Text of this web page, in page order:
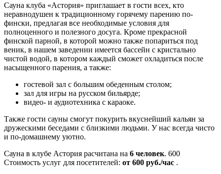
Сауна клуба «Астория» приглашает в гости всех, кто
неравнодушен к традиционному горячему парению по-
фински, предлагая все необходимые условия для
полноценного и полезного досуга. Кроме прекрасной
финской парной, в которой можно также попариться под
веник, в нашем заведении имеется бассейн с кристально
чистой водой, в котором каждый сможет охладиться после
насыщенного парения, а также:
гостевой зал с большим обеденным столом;
зал для игры на русском бильярде;
видео- и аудиотехника с караоке.
Также гости сауны смогут покурить вкуснейший кальян за
дружескими беседами с близкими людьми. У нас всегда чисто
и по-домашнему уютно.
Сауна в клубе Астория расчитана на 6 человек. 600
Стоимость услуг для посетителей: от 600 руб./час .